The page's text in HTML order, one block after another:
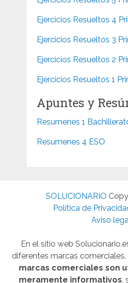
Ejercicios Resueltos 4
Ejercicios Resueltos 3
Ejercicios Resueltos 2
Ejercicios Resueltos 1
Apuntes y
Resumenes 1
Resumenes 4 ESO
SOLUCIONARIO
Política de
Aviso
En el sitio web
diferentes marcas comerciales.
marcas comerciales son
meramente informativos,